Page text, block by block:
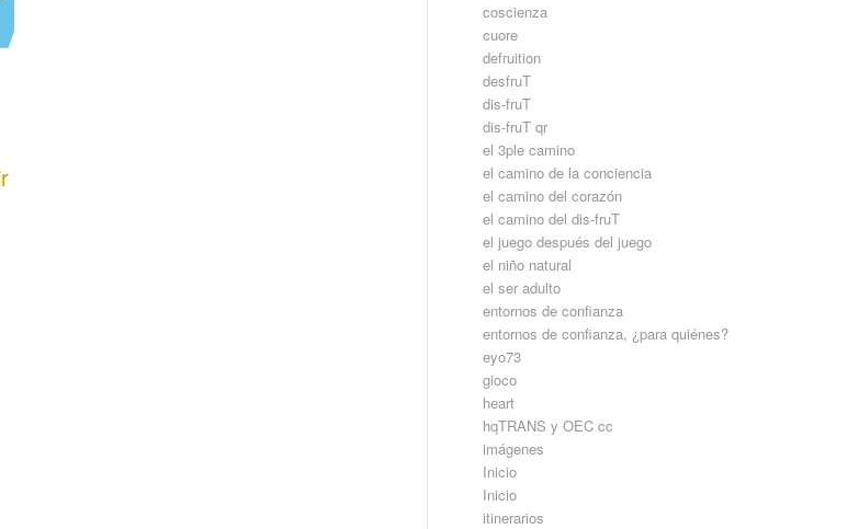
coscienza
cuore
defruition
desfruT
dis-fruT
dis-fruT qr
el 3ple camino
el camino de la conciencia
el camino del corazón
el camino del dis-fruT
el juego después del juego
el niño natural
el ser adulto
entornos de confianza
entornos de confianza, ¿para quiénes?
eyo73
gioco
heart
hqTRANS y OEC cc
imágenes
Inicio
Inicio
itinerarios